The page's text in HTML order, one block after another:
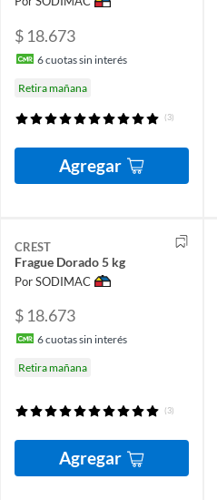
$ 18.673
6cuotas sin interés
Retira mañana
(3)
Agregar
CREST
Frague Dorado 5 kg
Por SODIMAC
$ 18.673
6cuotas sin interés
Retira mañana
(3)
Agregar